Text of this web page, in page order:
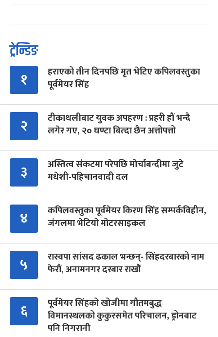
ट्रेन्डिङ
१
हराएको तीन दिनपछि मृत भेटिए कपिलवस्तुका
पूर्वमेयर सिंह
२
टीकाथलीबाट युवक अपहरण : प्रहरी हौं भन्दै
लगेर गए, २० घण्टा बित्दा छैन अत्तोपत्तो
३
अस्तित्व संकटमा परेपछि मोर्चाबन्दीमा जुटे
मधेशी-पहिचानवादी दल
४
कपिलवस्तुका पूर्वमेयर किरण सिंह सम्पर्कविहीन,
जंगलमा भेटियो मोटरसाइकल
५
रास्वपा सांसद ढकाल भन्छन्- सिंहदरबारको नाम
फेरौं, अनामनगर दरबार राखौं
६
पूर्वमेयर सिंहको खोजीमा गौतमबुद्ध
विमानस्थलको कुकुरसमेत परिचालन, ड्रोनबाट
पनि निगरानी